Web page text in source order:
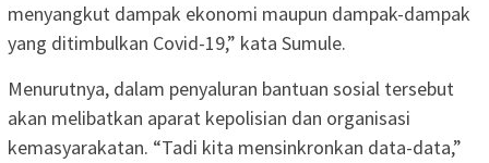
menyangkut dampak ekonomi maupun dampak-dampak
yang ditimbulkan Covid-19,” kata Sumule.
Menurutnya, dalam penyaluran bantuan sosial tersebut
akan melibatkan aparat kepolisian dan organisasi
kemasyarakatan. “Tadi kita mensinkronkan data-data,”